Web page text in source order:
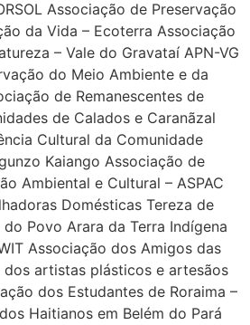
Associação de Preservação
da Vida – Ecoterra Associação
– Vale do Gravataí APN-VG
do Meio Ambiente e da
de Remanescentes de
de Calados e Caranãzal
Cultural da Comunidade
Kaiango Associação de
Ambiental e Cultural – ASPAC
Domésticas Tereza de
Povo Arara da Terra Indígena
Associação dos Amigos das
dos artistas plásticos e artesãos
dos Estudantes de Roraima –
Haitianos em Belém do Pará